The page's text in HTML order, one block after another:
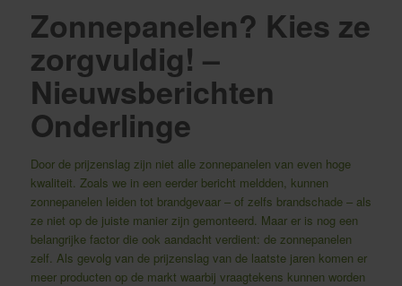
Zonnepanelen? Kies ze
zorgvuldig! –
Nieuwsberichten
Onderlinge
Door de prijzenslag zijn niet alle zonnepanelen van even hoge
kwaliteit. Zoals we in een eerder bericht meldden, kunnen
zonnepanelen leiden tot brandgevaar – of zelfs brandschade – als
ze niet op de juiste manier zijn gemonteerd. Maar er is nog een
belangrijke factor die ook aandacht verdient: de zonnepanelen
zelf. Als gevolg van de prijzenslag van de laatste jaren komen er
meer producten op de markt waarbij vraagtekens kunnen worden